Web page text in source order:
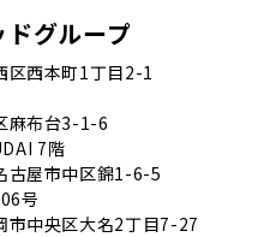
グループ
区西本町1丁目2-1
麻布台3-1-6
7階
古屋市中区錦1-6-5
号
市中央区大名2丁目7-27